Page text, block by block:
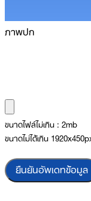
ภาพปก
ขนาดไฟล์ไม่เกิน : 2mb
ขนาดไม่ได้เกิน
ยืนยันอัพเดทข้อมูล